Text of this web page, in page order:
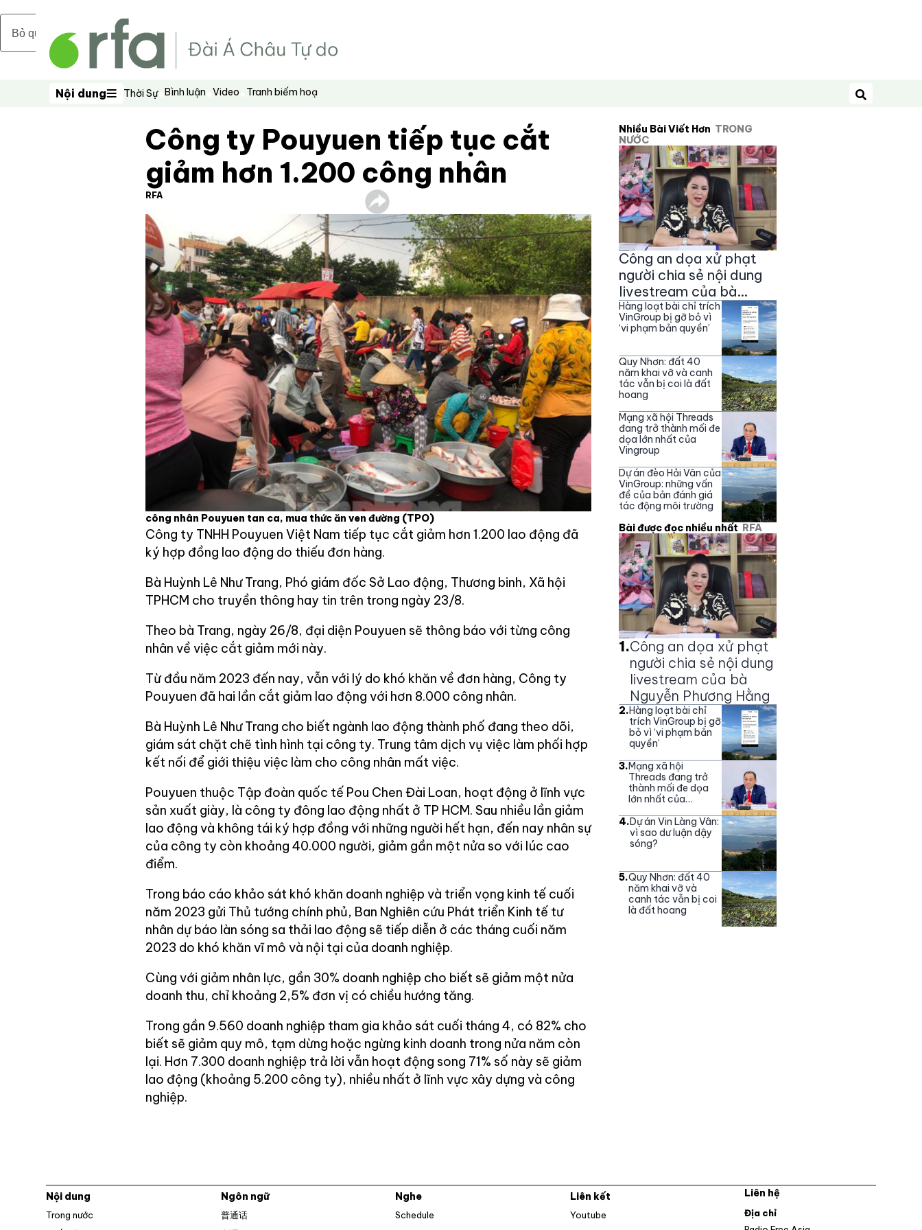
Bỏ qua nội dung chính
Nội dung
Nội dung Thời Sự Bình luận Video Tranh biếm hoạ
Tìm kiếm
Công ty Pouyuen tiếp tục cắt
giảm hơn 1.200 công nhân
RFA
công nhân Pouyuen tan ca, mua thức ăn ven đường (TPO)
Công ty TNHH Pouyuen Việt Nam tiếp tục cắt giảm hơn 1.200 lao động đã
ký hợp đồng lao động do thiếu đơn hàng.
Bà Huỳnh Lê Như Trang, Phó giám đốc Sở Lao động, Thương binh, Xã hội
TPHCM cho truyền thông hay tin trên trong ngày 23/8.
Theo bà Trang, ngày 26/8, đại diện Pouyuen sẽ thông báo với từng công
nhân về việc cắt giảm mới này.
Từ đầu năm 2023 đến nay, vẫn với lý do khó khăn về đơn hàng, Công ty
Pouyuen đã hai lần cắt giảm lao động với hơn 8.000 công nhân.
Bà Huỳnh Lê Như Trang cho biết ngành lao động thành phố đang theo dõi,
giám sát chặt chẽ tình hình tại công ty. Trung tâm dịch vụ việc làm phối hợp
kết nối để giới thiệu việc làm cho công nhân mất việc.
Pouyuen thuộc Tập đoàn quốc tế Pou Chen Đài Loan, hoạt động ở lĩnh vực
sản xuất giày, là công ty đông lao động nhất ở TP HCM. Sau nhiều lần giảm
lao động và không tái ký hợp đồng với những người hết hạn, đến nay nhân sự
của công ty còn khoảng 40.000 người, giảm gần một nửa so với lúc cao
điểm.
Trong báo cáo khảo sát khó khăn doanh nghiệp và triển vọng kinh tế cuối
năm 2023 gửi Thủ tướng chính phủ, Ban Nghiên cứu Phát triển Kinh tế tư
nhân dự báo làn sóng sa thải lao động sẽ tiếp diễn ở các tháng cuối năm
2023 do khó khăn vĩ mô và nội tại của doanh nghiệp.
Cùng với giảm nhân lực, gần 30% doanh nghiệp cho biết sẽ giảm một nửa
doanh thu, chỉ khoảng 2,5% đơn vị có chiều hướng tăng.
Trong gần 9.560 doanh nghiệp tham gia khảo sát cuối tháng 4, có 82% cho
biết sẽ giảm quy mô, tạm dừng hoặc ngừng kinh doanh trong nửa năm còn
lại. Hơn 7.300 doanh nghiệp trả lời vẫn hoạt động song 71% số này sẽ giảm
lao động (khoảng 5.200 công ty), nhiều nhất ở lĩnh vực xây dựng và công
nghiệp.
Nhiều Bài Viết Hơn TRONG
NƯỚC
Công an dọa xử phạt
người chia sẻ nội dung
livestream của bà
Nguyễn Phương Hằng
Hàng loạt bài chỉ trích
VinGroup bị gỡ bỏ vì
‘vi phạm bản quyền’
Quy Nhơn: đất 40
năm khai vỡ và canh
tác vẫn bị coi là đất
hoang
Mạng xã hội Threads
đang trở thành mối đe
dọa lớn nhất của
Vingroup
Dự án đèo Hải Vân của
VinGroup: những vấn
đề của bản đánh giá
tác động môi trường
Bài được đọc nhiều nhất RFA
1.Công an dọa xử phạt
người chia sẻ nội dung
livestream của bà
Nguyễn Phương Hằng
2.Hàng loạt bài chỉ
trích VinGroup bị gỡ
bỏ vì ‘vi phạm bản
quyền’
3.Mạng xã hội
Threads đang trở
thành mối đe dọa
lớn nhất của
4.Dự án Vin Làng Vân:
vì sao dư luận dậy
sóng?
5.Quy Nhơn: đất 40
năm khai vỡ và
canh tác vẫn bị coi
là đất hoang
Nội dung
Trong nước
Ngôn ngữ
普通话
Nghe
Schedule
Liên kết
Youtube
Liên hệ
Địa chỉ